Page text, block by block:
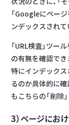
「Googleにペー
ンデックスされて
「URL検査」ツー
の有無を確認でき
特にインデック
るのか具体的に確
もこちらの「削除
3）ページにお